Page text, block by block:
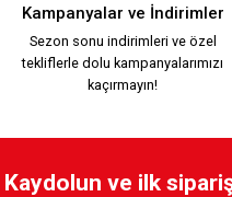
Kampanyalar ve İndirimler
Sezon sonu indirimleri ve özel
tekliflerle dolu kampanyalarımızı
kaçırmayın!
Kaydolun ve ilk